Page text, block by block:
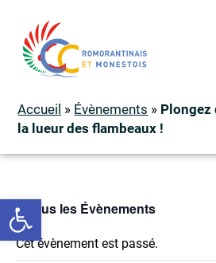
Ouvrir la barre
Accueil » Évènements » Plongez
la lueur des flambeaux !
« Tous les Évènements
Cet évènement est passé.